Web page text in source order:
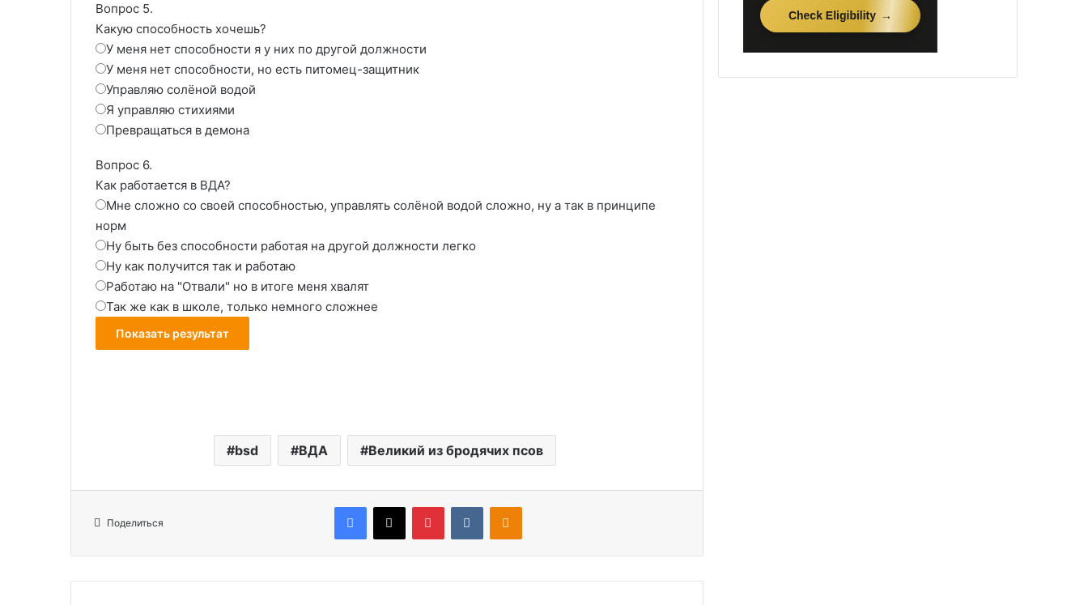
Вопрос 5.
Какую способность хочешь?
У меня нет способности я у них по другой должности
У меня нет способности, но есть питомец-защитник
Управляю солёной водой
Я управляю стихиями
Превращаться в демона
Вопрос 6.
Как работается в ВДА?
Мне сложно со своей способностью, управлять солёной водой сложно, ну а так в принципе
норм
Ну быть без способности работая на другой должности легко
Ну как получится так и работаю
Работаю на "Отвали" но в итоге меня хвалят
Так же как в школе, только немного сложнее
bsd ВДА Великий из бродячих псов
Поделиться
Facebook X Pinterest VKontakte Odnoklassniki